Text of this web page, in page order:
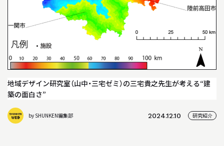
WEB MAGAZINE
WEBマガジン「SHUNKEN WEB」
BACK NUMBER 「駿建（1996 - 2021）」
STUDIO WORKS
スタジオワークス
AWARD
地域デザイン研究室（山中・三宅ゼミ）の三宅貴之先生が考える“建
築の面白さ”
by SHUNKEN編集部 2024.12.10 研究紹介